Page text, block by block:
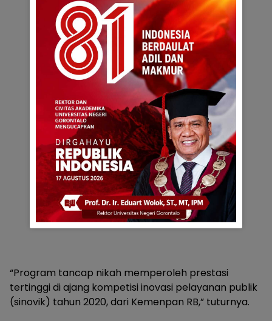
“Program tancap nikah memperoleh prestasi
tertinggi di ajang kompetisi inovasi pelayanan publik
(sinovik) tahun 2020, dari Kemenpan RB,” tuturnya.